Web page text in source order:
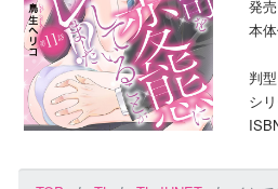
発
本
判
シ